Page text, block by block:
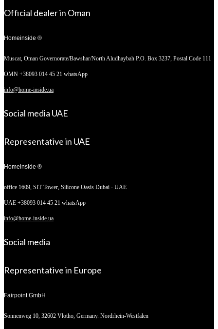
Official dealer in Oman
Homeinside ®
Muscat, Oman Governorate/Bawshar/North Aludhaybah P.O. Box 3237, Postal Code 111
OMN +38093 014 45 21 whatsApp
info@home-inside.ua
Social media UAE
Representative in UAE
Homeinside ®
office 1609, SIT Tower, Silicone Oasis Dubai - UAE
UAE +38093 014 45 21 whatsApp
info@home-inside.ua
Social media
Representative in Europe
Fairpoint GmbH
Sonnenweg 10, 32602 Vlotho, Germany. Nordrhein-Westfalen